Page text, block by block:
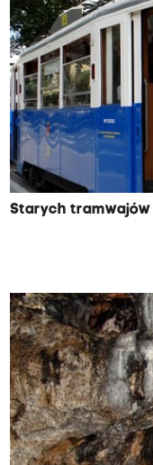
Starych tramwajów